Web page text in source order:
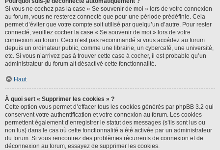
Si vous ne cochez pas la case « Se souvenir de moi » lors de votre connexion
au forum, vous ne resterez connecté que pour une période prédéfinie. Cela
permet d’éviter que votre compte soit utilisé par quelqu’un d’autre. Pour rester
connecté, veuillez cocher la case « Se souvenir de moi » lors de votre
connexion au forum. Ceci n’est pas recommandé si vous accédez au forum
depuis un ordinateur public, comme une librairie, un cybercafé, une université,
etc. Si vous n’arrivez pas à trouver cette case à cocher, il est probable qu’un
administrateur du forum ait désactivé cette fonctionnalité.
Haut
À quoi sert « Supprimer les cookies » ?
Cette option vous permet d’effacer tous les cookies générés par phpBB 3.2 qui
conservent votre authentification et votre connexion au forum. Les cookies
permettent également d’enregistrer le statut des messages (s’ils sont lus ou
non lus) dans le cas où cette fonctionnalité a été activée par un administrateur
du forum. Si vous rencontrez des problèmes récurrents de connexion et de
déconnexion au forum, essayez de supprimer les cookies.